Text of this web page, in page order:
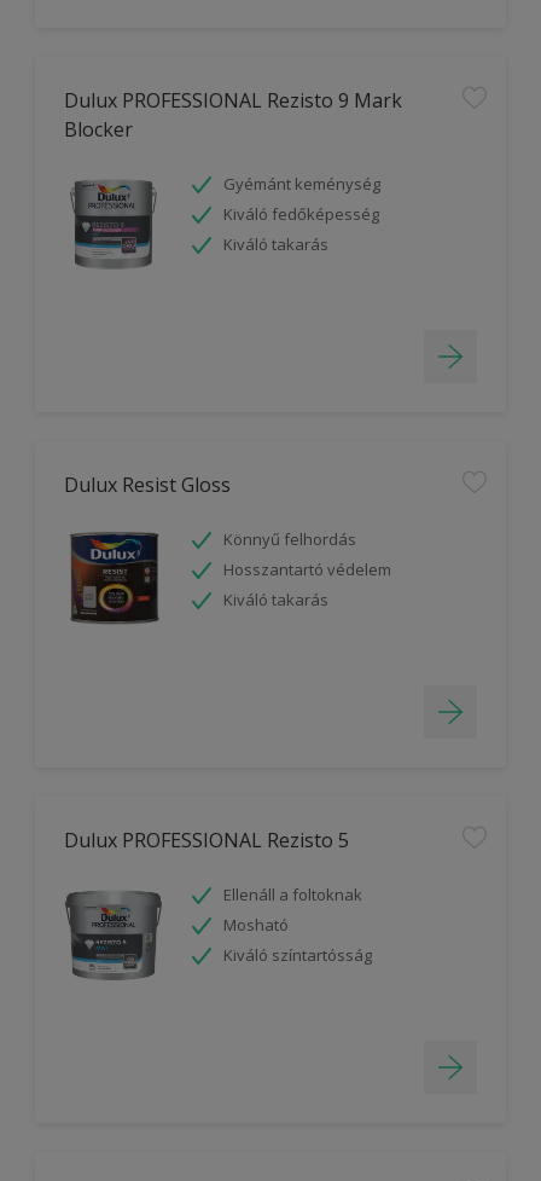
Dulux PROFESSIONAL Rezisto 9 Mark
Blocker
Gyémánt keménység
Kiváló fedőképesség
Kiváló takarás
Dulux Resist Gloss
Könnyű felhordás
Hosszantartó védelem
Kiváló takarás
Dulux PROFESSIONAL Rezisto 5
Ellenáll a foltoknak
Mosható
Kiváló színtartósság